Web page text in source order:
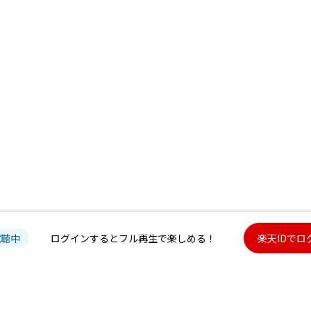
中 ログインするとフル再生で楽しめる！ 楽天IDでロ